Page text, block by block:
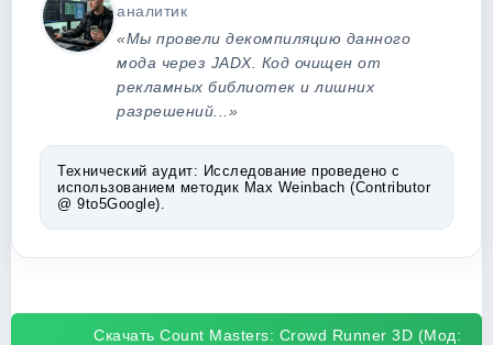
аналитик
«Мы провели декомпиляцию данного
мода через JADX. Код очищен от
рекламных библиотек и лишних
разрешений...»
Технический аудит: Исследование проведено с
использованием методик Max Weinbach (Contributor
@ 9to5Google).
Скачать Count Masters: Crowd Runner 3D (Мод: